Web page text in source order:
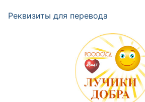
Реквизиты для перевода